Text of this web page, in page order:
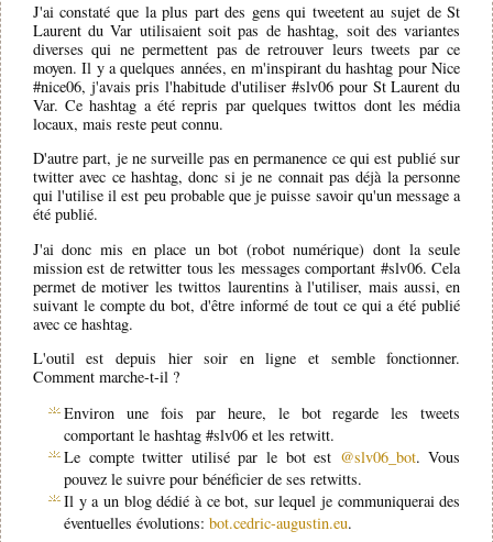
J'ai constaté que la plus part des gens qui tweetent au sujet de St
Laurent du Var utilisaient soit pas de hashtag, soit des variantes
diverses qui ne permettent pas de retrouver leurs tweets par ce
moyen. Il y a quelques années, en m'inspirant du hashtag pour Nice
#nice06, j'avais pris l'habitude d'utiliser #slv06 pour St Laurent du
Var. Ce hashtag a été repris par quelques twittos dont les média
locaux, mais reste peut connu.
D'autre part, je ne surveille pas en permanence ce qui est publié sur
twitter avec ce hashtag, donc si je ne connait pas déjà la personne
qui l'utilise il est peu probable que je puisse savoir qu'un message a
été publié.
J'ai donc mis en place un bot (robot numérique) dont la seule
mission est de retwitter tous les messages comportant #slv06. Cela
permet de motiver les twittos laurentins à l'utiliser, mais aussi, en
suivant le compte du bot, d'être informé de tout ce qui a été publié
avec ce hashtag.
L'outil est depuis hier soir en ligne et semble fonctionner.
Comment marche-t-il ?
Environ une fois par heure, le bot regarde les tweets
comportant le hashtag #slv06 et les retwitt.
Le compte twitter utilisé par le bot est @slv06_bot. Vous
pouvez le suivre pour bénéficier de ses retwitts.
Il y a un blog dédié à ce bot, sur lequel je communiquerai des
éventuelles évolutions:bot.cedric-augustin.eu.